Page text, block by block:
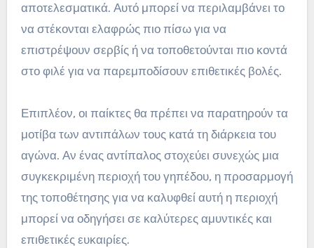
αποτελεσματικά. Αυτό μπορεί να περιλαμβάνει το
να στέκονται ελαφρώς πιο πίσω για να
επιστρέψουν σερβίς ή να τοποθετούνται πιο κοντά
στο φιλέ για να παρεμποδίσουν επιθετικές βολές.
Επιπλέον, οι παίκτες θα πρέπει να παρατηρούν τα
μοτίβα των αντιπάλων τους κατά τη διάρκεια του
αγώνα. Αν ένας αντίπαλος στοχεύει συνεχώς μια
συγκεκριμένη περιοχή του γηπέδου, η προσαρμογή
της τοποθέτησης για να καλυφθεί αυτή η περιοχή
μπορεί να οδηγήσει σε καλύτερες αμυντικές και
επιθετικές ευκαιρίες.